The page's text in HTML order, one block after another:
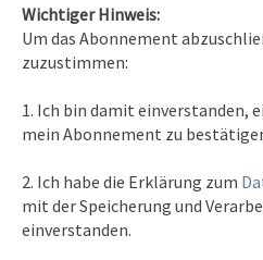
Wichtiger Hinweis:
Um das Abonnement
zuzustimmen:
1. Ich bin damit einverstanden,
mein Abonnement zu
2. Ich habe die Erklärung zum
mit der Speicherung und
einverstanden.
Kontakt
Tel. 0351/2681691
E-Mail: info [at ] spirit-on-
Heilpraxis